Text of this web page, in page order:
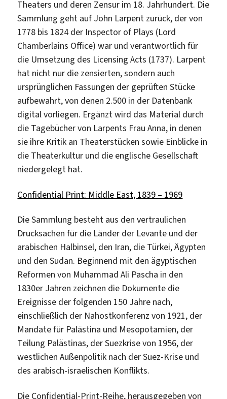
Theaters und deren Zensur im 18. Jahrhundert. Die
Sammlung geht auf John Larpent zurück, der von
1778 bis 1824 der Inspector of Plays (Lord
Chamberlains Office) war und verantwortlich für
die Umsetzung des Licensing Acts (1737). Larpent
hat nicht nur die zensierten, sondern auch
ursprünglichen Fassungen der geprüften Stücke
aufbewahrt, von denen 2.500 in der Datenbank
digital vorliegen. Ergänzt wird das Material durch
die Tagebücher von Larpents Frau Anna, in denen
sie ihre Kritik an Theaterstücken sowie Einblicke in
die Theaterkultur und die englische Gesellschaft
niedergelegt hat.
Confidential Print: Middle East, 1839 – 1969
Die Sammlung besteht aus den vertraulichen
Drucksachen für die Länder der Levante und der
arabischen Halbinsel, den Iran, die Türkei, Ägypten
und den Sudan. Beginnend mit den ägyptischen
Reformen von Muhammad Ali Pascha in den
1830er Jahren zeichnen die Dokumente die
Ereignisse der folgenden 150 Jahre nach,
einschließlich der Nahostkonferenz von 1921, der
Mandate für Palästina und Mesopotamien, der
Teilung Palästinas, der Suezkrise von 1956, der
westlichen Außenpolitik nach der Suez-Krise und
des arabisch-israelischen Konflikts.
Die Confidential-Print-Reihe, herausgegeben von